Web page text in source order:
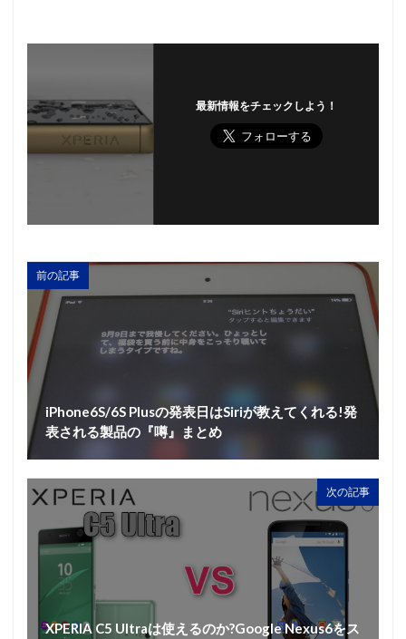
最新情報をチェックしよう！
前の記事
iPhone6S/6S Plusの発表日はSiriが教えてくれる!発
表される製品の『噂』まとめ
次の記事
XPERIA C5 Ultraは使えるのか?Google Nexus6をス